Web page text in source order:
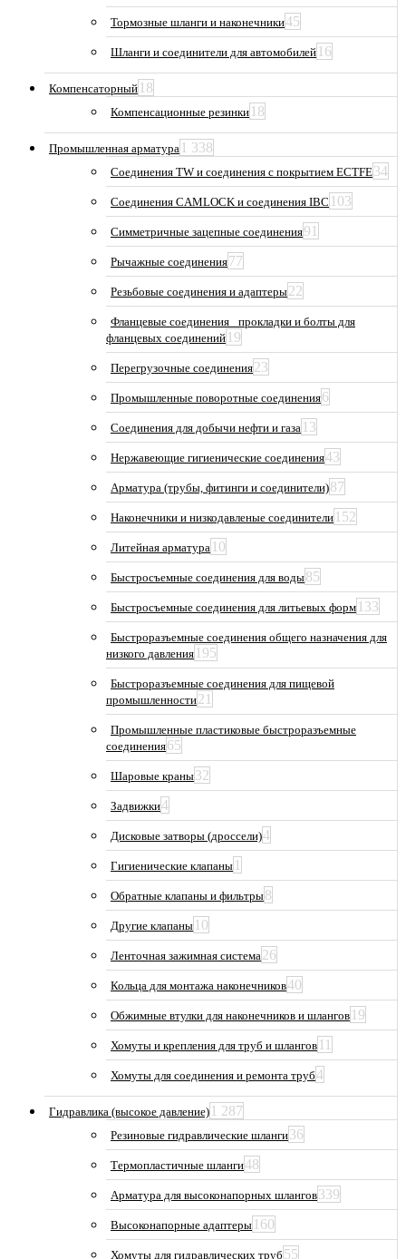
Тормозные шланги и наконечники45
Шланги и соединители для автомобилей 16
Компенсаторный 18
Компенсационные резинки 18
Промышленная арматура 1 338
Соединения TW и соединения с покрытием ECTFE34
Соединения CAMLOCK и соединения IBC 103
Симметричные зацепные соединения91
Рычажные соединения77
Резьбовые соединения и адаптеры22
Фланцевые соединения_ прокладки и болты для
фланцевых соединений 19
Перегрузочные соединения23
Промышленные поворотные соединения6
Соединения для добычи нефти и газа 13
Нержавеющие гигиенические соединения43
Арматура (трубы, фитинги и соединители)87
Наконечники и низкодавленые соединители 152
Литейная арматура 10
Быстросъемные соединения для воды85
Быстросъемные соединения для литьевых форм 133
Быстроразъемные соединения общего назначения для
низкого давления 195
Быстроразъемные соединения для пищевой
промышленности21
Промышленные пластиковые быстроразъемные
соединения65
Шаровые краны32
Задвижки4
Дисковые затворы (дроссели)4
Гигиенические клапаны 1
Обратные клапаны и фильтры8
Другие клапаны 10
Ленточная зажимная система 26
Кольца для монтажа наконечников40
Обжимные втулки для наконечников и шлангов 19
Хомуты и крепления для труб и шлангов 11
Хомуты для соединения и ремонта труб4
Гидравлика (высокое давление) 1 287
Резиновые гидравлические шланги36
Термопластичные шланги48
Арматура для высоконапорных шлангов339
Высоконапорные адаптеры 160
Хомуты для гидравлических труб 55